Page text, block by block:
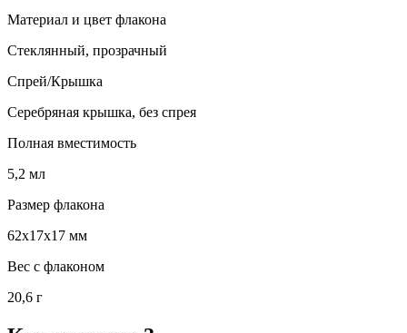
Материал и цвет флакона
Стеклянный, прозрачный
Спрей/Крышка
Серебряная крышка, без спрея
Полная вместимость
5,2 мл
Размер флакона
62х17х17 мм
Вес с флаконом
20,6 г